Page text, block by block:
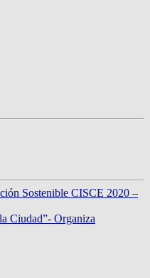
Sostenible CISCE 2020 –
Ciudad”- Organiza